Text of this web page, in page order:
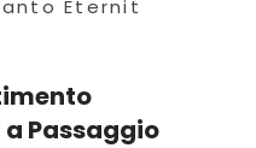
Eternit
Passaggio